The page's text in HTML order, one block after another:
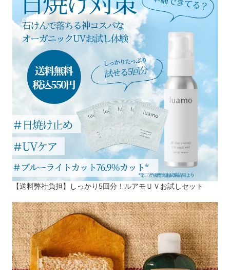
【送料弊社負担】しっかり5回分！ルアモＵＶお試しセット